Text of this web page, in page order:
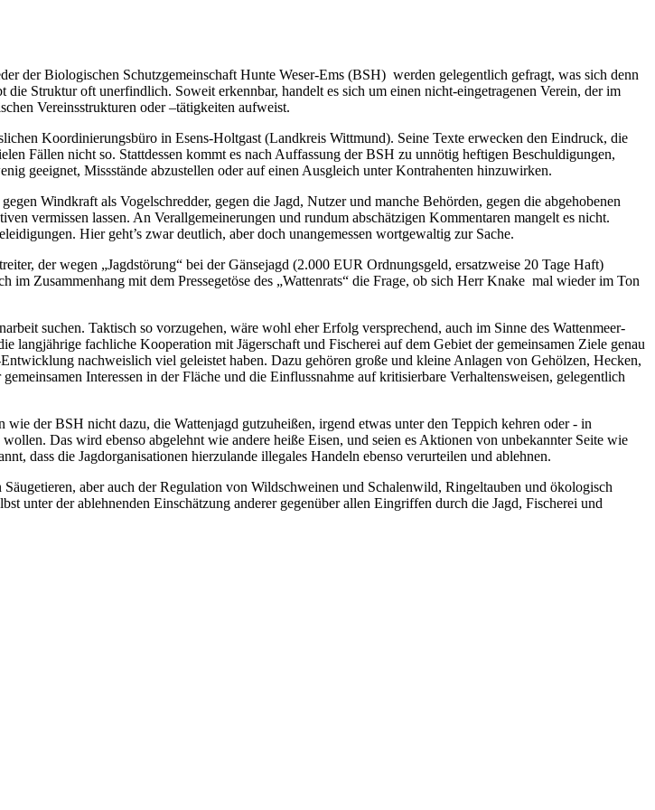
der Biologischen Schutzgemeinschaft Hunte Weser-Ems (BSH) werden gelegentlich gefragt, was sich denn
Struktur oft unerfindlich. Soweit erkennbar, handelt es sich um einen nicht-eingetragenen Verein, der im
Vereinsstrukturen oder –tätigkeiten aufweist.
Koordinierungsbüro in Esens-Holtgast (Landkreis Wittmund). Seine Texte erwecken den Eindruck, die
Fällen nicht so. Stattdessen kommt es nach Auffassung der BSH zu unnötig heftigen Beschuldigungen,
geeignet, Missstände abzustellen oder auf einen Ausgleich unter Kontrahenten hinzuwirken.
Windkraft als Vogelschredder, gegen die Jagd, Nutzer und manche Behörden, gegen die abgehobenen
vermissen lassen. An Verallgemeinerungen und rundum abschätzigen Kommentaren mangelt es nicht.
Hier geht’s zwar deutlich, aber doch unangemessen wortgewaltig zur Sache.
der wegen „Jagdstörung“ bei der Gänsejagd (2.000 EUR Ordnungsgeld, ersatzweise 20 Tage Haft)
Zusammenhang mit dem Pressegetöse des „Wattenrats“ die Frage, ob sich Herr Knake mal wieder im Ton
suchen. Taktisch so vorzugehen, wäre wohl eher Erfolg versprechend, auch im Sinne des Wattenmeer-
langjährige fachliche Kooperation mit Jägerschaft und Fischerei auf dem Gebiet der gemeinsamen Ziele genau
nachweislich viel geleistet haben. Dazu gehören große und kleine Anlagen von Gehölzen, Hecken,
Interessen in der Fläche und die Einflussnahme auf kritisierbare Verhaltensweisen, gelegentlich
der BSH nicht dazu, die Wattenjagd gutzuheißen, irgend etwas unter den Teppich kehren oder - in
Das wird ebenso abgelehnt wie andere heiße Eisen, und seien es Aktionen von unbekannter Seite wie
dass die Jagdorganisationen hierzulande illegales Handeln ebenso verurteilen und ablehnen.
aber auch der Regulation von Wildschweinen und Schalenwild, Ringeltauben und ökologisch
unter der ablehnenden Einschätzung anderer gegenüber allen Eingriffen durch die Jagd, Fischerei und